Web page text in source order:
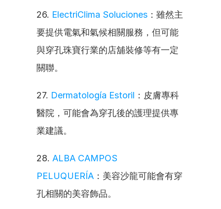
26. ElectriClima Soluciones ：雖然主
要提供電氣和氣候相關服務，但可能
與穿孔珠寶行業的店舖裝修等有一定
關聯。
27. Dermatología Estoril ：皮膚專科
醫院，可能會為穿孔後的護理提供專
業建議。
28. ALBA CAMPOS
PELUQUERÍA ：美容沙龍可能會有穿
孔相關的美容飾品。